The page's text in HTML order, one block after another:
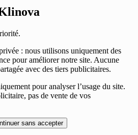
: nous utilisons uniquement des
pour améliorer notre site. Aucune
avec des tiers publicitaires.
pour analyser l’usage du site.
pas de vente de vos
sans accepter